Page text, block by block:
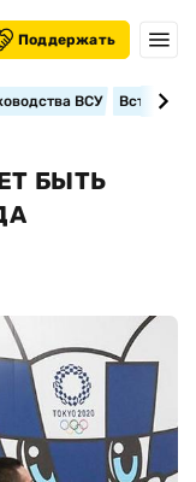
Поддержать
ВСУ
БЫТЬ